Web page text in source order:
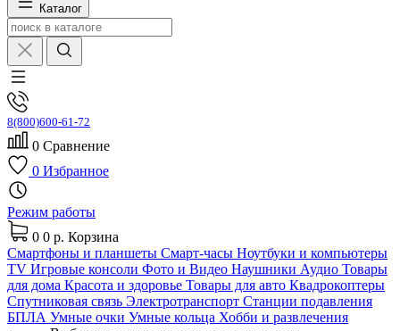
Каталог
8(800)600-61-72
0 Сравнение
0 Избранное
Режим работы
0 0 р. Корзина
Смартфоны и планшеты Смарт-часы Ноутбуки и компьютеры
TV Игровые консоли Фото и Видео Наушники Аудио Товары
для дома Красота и здоровье Товары для авто Квадрокоптеры
Спутниковая связь Электротранспорт Станции подавления
БПЛА Умные очки Умные кольца Хобби и развлечения